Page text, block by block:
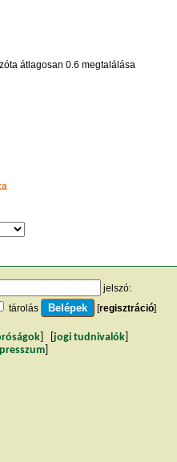
átlagosan 0.6 megtalálása
jelszó:
tárolás
[regisztráció]
jogi tudnivalók
]